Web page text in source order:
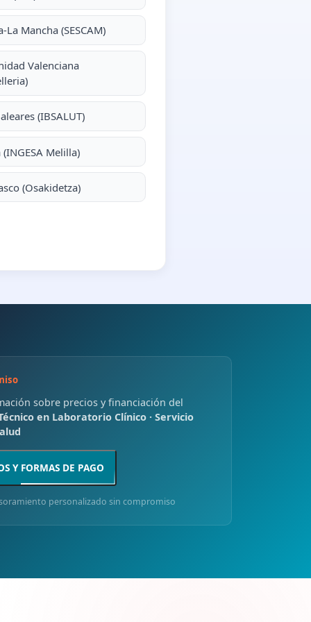
La Mancha (SESCAM)
Valenciana
(IBSALUT)
Melilla)
(Osakidetza)
sobre precios y financiación del
en Laboratorio Clínico · Servicio
Y FORMAS DE PAGO
personalizado sin compromiso